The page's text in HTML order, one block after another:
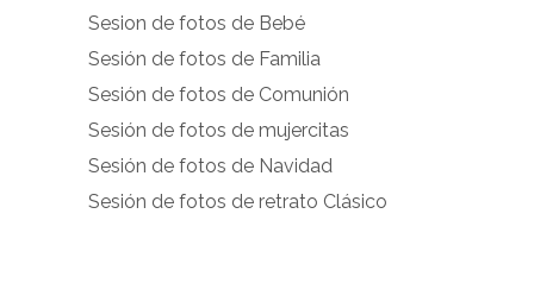
Sesion de fotos de Bebé
Sesión de fotos de Familia
Sesión de fotos de Comunión
Sesión de fotos de mujercitas
Sesión de fotos de Navidad
Sesión de fotos de retrato Clásico